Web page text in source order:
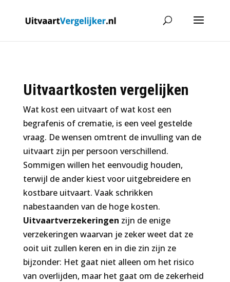
Uitvaartkosten vergelijken
Wat kost een uitvaart of wat kost een
begrafenis of crematie, is een veel gestelde
vraag. De wensen omtrent de invulling van de
uitvaart zijn per persoon verschillend.
Sommigen willen het eenvoudig houden,
terwijl de ander kiest voor uitgebreidere en
kostbare uitvaart. Vaak schrikken
nabestaanden van de hoge kosten.
Uitvaartverzekeringen zijn de enige
verzekeringen waarvan je zeker weet dat ze
ooit uit zullen keren en in die zin zijn ze
bijzonder: Het gaat niet alleen om het risico
van overlijden, maar het gaat om de zekerheid